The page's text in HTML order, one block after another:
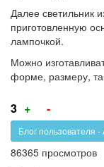
Далее светильник
приготовленную
лампочкой.
Можно
форме, размеру,
3 +
за!
-
против!
Блог пользователя -
86365 просмотров